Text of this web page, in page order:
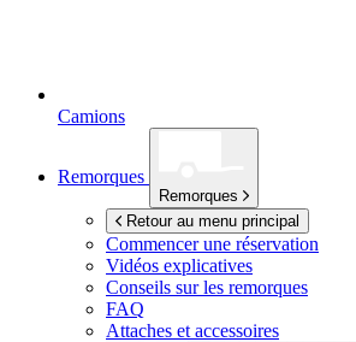
Camions
Remorques
Remorques
Retour au menu principal
Commencer une réservation
Vidéos explicatives
Conseils sur les remorques
FAQ
Attaches et accessoires